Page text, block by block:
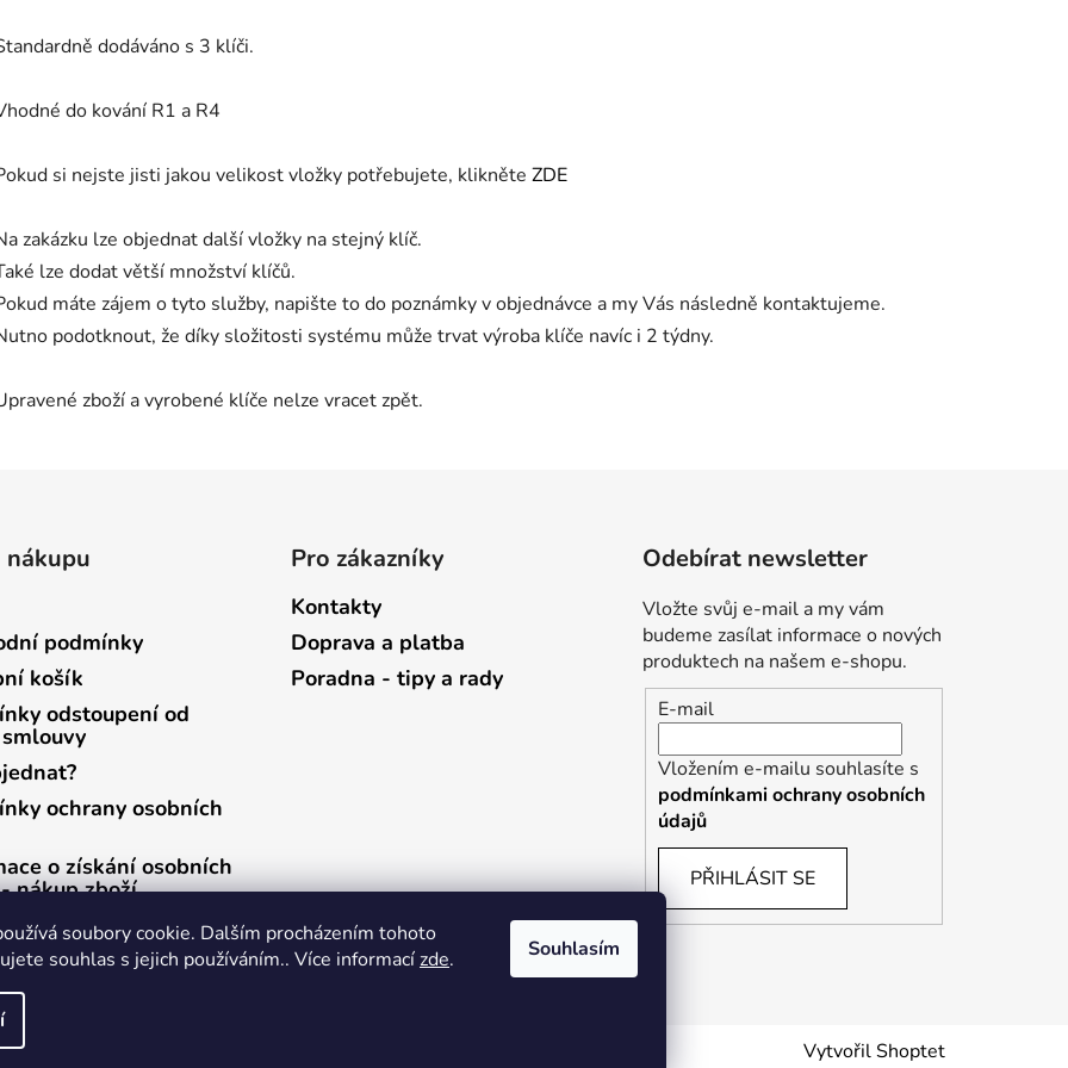
soubory cookie. Dalším procházením tohoto
souhlas s jejich používáním.. Více informacízde. Souhlasím
dodáváno s 3 klíči.
do kování R1 a R4
si nejste jisti jakou velikost vložky potřebujete, klikněte ZDE
zakázku lze objednat další vložky na stejný klíč.
lze dodat větší množství klíčů.
máte zájem o tyto služby, napište to do poznámky v objednávce a my Vás následně kontaktujeme.
podotknout, že díky složitosti systému může trvat výroba klíče navíc i 2 týdny.
zboží a vyrobené klíče nelze vracet zpět.
nákupu
podmínky
košík
odstoupení od
ochrany osobních
o získání osobních
nákup zboží
o získání osobních
zasílání newsletterů
Pro zákazníky
Kontakty
Doprava a platba
Poradna - tipy a rady
Odebírat newsletter
Vložte svůj e-mail a my vám
budeme zasílat informace o nových
produktech na našem e-shopu.
E-mail
Vložením e-mailu souhlasíte s
podmínkami ochrany osobních
údajů
PŘIHLÁSIT SE
Vytvořil Shoptet
vyhrazena.